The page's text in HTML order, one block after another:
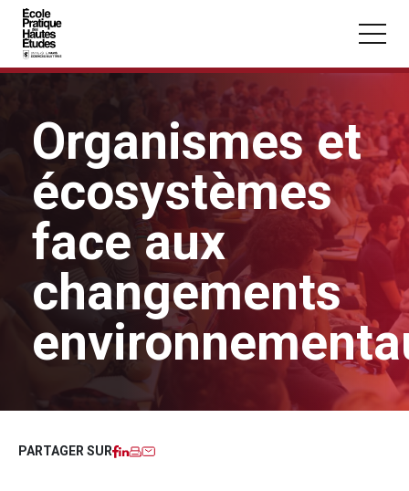
Vous recherchez peut-être :
Conférence Master Section
Organismes et
écosystèmes
face aux
changements
PARTAGER SUR Facebook
LinkedIn
Imprimer
Panneau de gestion des cookies